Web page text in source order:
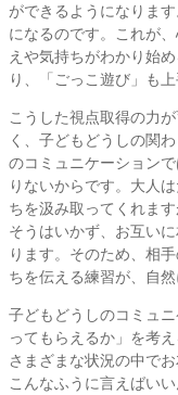
ができるようになりま
になるのです。これが
えや気持ちがわかり始
り、「ごっこ遊び」も上
こうした視点取得の力
く、子どもどうしの関
のコミュニケーション
りないからです。大人
ちを汲み取ってくれま
そうはいかず、お互い
ります。そのため、相
ちを伝える練習が、自然
子どもどうしのコミュ
ってもらえるか」を考
さまざまな状況の中で
こんなふうに言えばい